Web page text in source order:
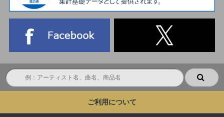
ご利用について